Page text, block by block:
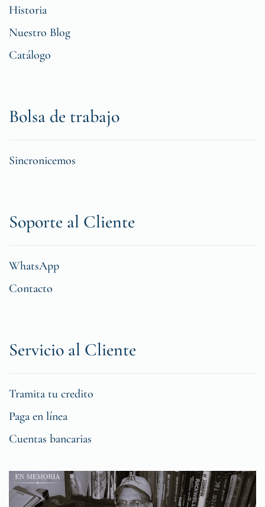
Historia
Nuestro Blog
Catálogo
Bolsa de trabajo
Sincronicemos
Soporte al Cliente
WhatsApp
Contacto
Servicio al Cliente
Tramita tu credito
Paga en línea
Cuentas bancarias